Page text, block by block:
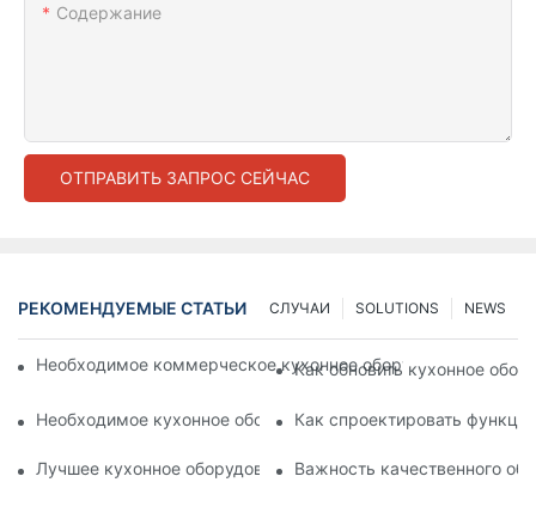
Содержание
ОТПРАВИТЬ ЗАПРОС СЕЙЧАС
РЕКОМЕНДУЕМЫЕ СТАТЬИ NEWS
SOLUTIONS
СЛУЧАИ
Необходимое коммерческое кухонное оборудование для
Как обновить кухонное
Необходимое кухонное оборудование для больничных
Как спроектировать
Лучшее кухонное оборудование для больничных кухонь
Важность качественного